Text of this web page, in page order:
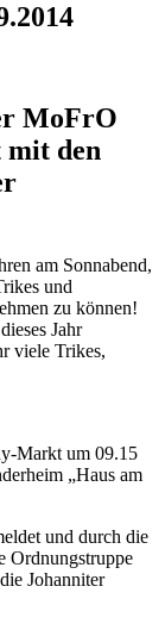
MoFrO
mit den
am Sonnabend,
und
zu können!
Jahr
viele Trikes,
Markt um 09.15
„Haus am
und durch die
Ordnungstruppe
Johanniter